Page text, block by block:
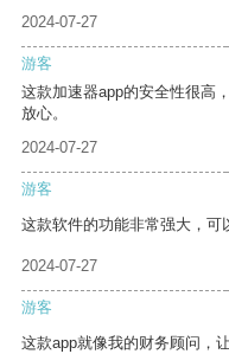
2024-07-27
游客
这款加速器app的安全性很高
放心。
2024-07-27
游客
这款软件的功能非常强大，可
2024-07-27
游客
这款app就像我的财务顾问，